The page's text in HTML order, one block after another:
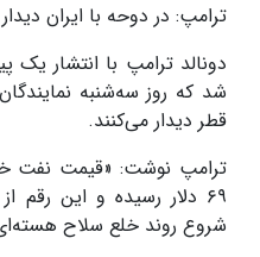
ترامپ: در دوحه با ایران
دونالد ترامپ با انتشار
شد که روز سه‌شنبه
قطر دیدار می‌کنند.
ترامپ نوشت: «قیمت نفت
۶۹ دلار رسیده و این
شروع روند خلع سلاح